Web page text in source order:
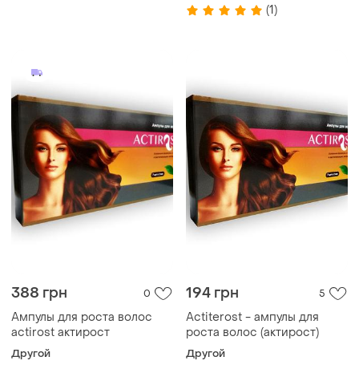
(1)
388 грн 0
Ампулы для роста волос
actirost актирост
Другой
194 грн 5
Actiterost - ампулы для
роста волос (актирост)
Другой